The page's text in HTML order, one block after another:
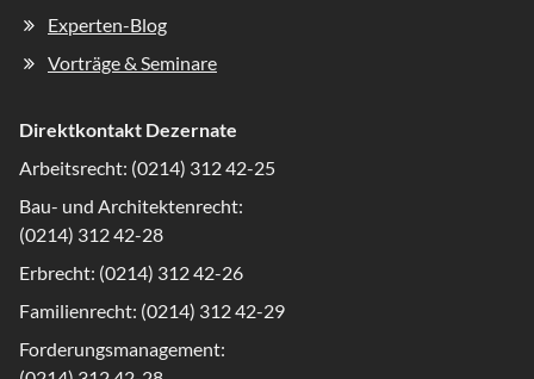
Experten-Blog
Vorträge & Seminare
Direktkontakt Dezernate
Arbeitsrecht: (0214) 312 42-25
Bau- und Architektenrecht:
(0214) 312 42-28
Erbrecht: (0214) 312 42-26
Familienrecht: (0214) 312 42-29
Forderungsmanagement: